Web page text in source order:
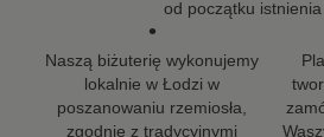
od początku
•
Naszą biżuterię wykonujemy
lokalnie w Łodzi w
poszanowaniu rzemiosła,
zgodnie z tradycyjnymi